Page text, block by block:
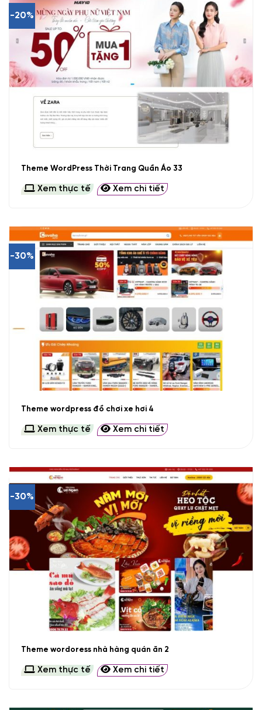
-20%
Theme WordPress Thời Trang Quần Áo 33
Xem thực tế Xem chi tiết
-30%
Theme wordpress đồ chơi xe hơi 4
Xem thực tế Xem chi tiết
-30%
Theme wordoress nhà hàng quán ăn 2
Xem thực tế Xem chi tiết